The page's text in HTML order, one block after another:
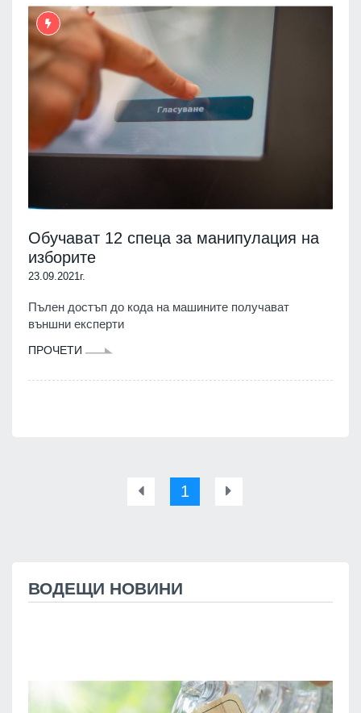
Обучават 12 спеца за манипулация на
изборите
23.09.2021г.
Пълен достъп до кода на машините получават
външни експерти
ПРОЧЕТИ
1
ВОДЕЩИ НОВИНИ